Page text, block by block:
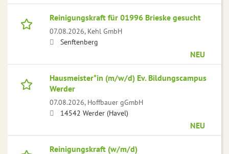
Reinigungskraft für 01996 Brieske gesucht
07.08.2026, Kehl GmbH
Senftenberg
NEU
Hausmeister*in (m/w/d) Ev. Bildungscampus
Werder
07.08.2026, Hoffbauer gGmbH
14542 Werder (Havel)
NEU
Reinigungskraft (w/m/d)